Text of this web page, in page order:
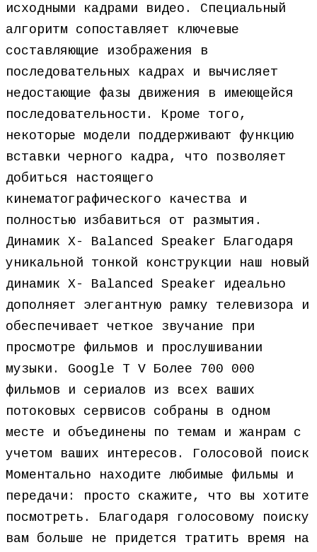
исходными кадрами видео. Специальный
алгоритм сопоставляет ключевые
составляющие изображения в
последовательных кадрах и вычисляет
недостающие фазы движения в имеющейся
последовательности. Кроме того,
некоторые модели поддерживают функцию
вставки черного кадра, что позволяет
добиться настоящего
кинематографического качества и
полностью избавиться от размытия.
Динамик X- Balanced Speaker Благодаря
уникальной тонкой конструкции наш новый
динамик X- Balanced Speaker идеально
дополняет элегантную рамку телевизора и
обеспечивает четкое звучание при
просмотре фильмов и прослушивании
музыки. Google T V Более 700 000
фильмов и сериалов из всех ваших
потоковых сервисов собраны в одном
месте и объединены по темам и жанрам с
учетом ваших интересов. Голосовой поиск
Моментально находите любимые фильмы и
передачи: просто скажите, что вы хотите
посмотреть. Благодаря голосовому поиску
вам больше не придется тратить время на